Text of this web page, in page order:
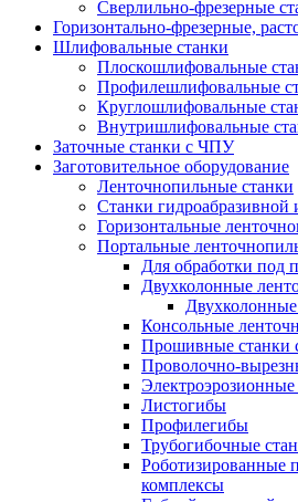
Сверлильно-фрезерные
Горизонтально-фрезерные,
Шлифовальные станки
Плоскошлифовальные
Профилешлифовальные
Круглошлифовальные
Внутришлифовальные
Заточные станки с ЧПУ
Заготовительное оборудование
Ленточнопильные станки
Станки гидроабразивной
Горизонтальные
Портальные
Для обработки под
Двухколонные
Консольные
Прошивные станки
Проволочно-
Электроэрозионные
Листогибы
Профилегибы
Трубогибочные
Роботизированные
комплексы